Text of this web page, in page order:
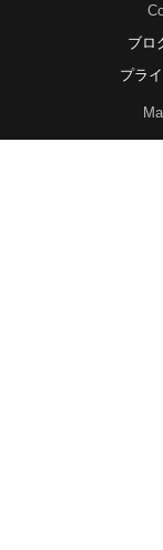
ブロ
プラ